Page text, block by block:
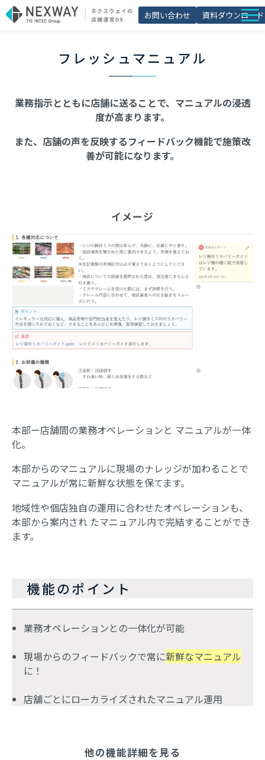
お問い合わせ 資料ダウンロード
導入事例
セミナー
よくあるご質問
お役立ち資料一覧
フレッシュマニュアル
業務指示とともに店舗に送ることで、マニュアルの浸透
度が高まります。
また、店舗の声を反映するフィードバック機能で施策改
善が可能になります。
イメージ
本部ー店舗間の業務オペレーションと マニュアルが一体
化。
本部からのマニュアルに現場のナレッジが加わることで
マニュアルが常に新鮮な状態を保てます。
地域性や個店独自の運用に合わせたオペレーションも、
本部から案内され たマニュアル内で完結することができ
ます。
機能のポイント
業務オペレーションとの一体化が可能
現場からのフィードバックで常に新鮮なマニュアル
に！
店舗ごとにローカライズされたマニュアル運用
他の機能詳細を見る